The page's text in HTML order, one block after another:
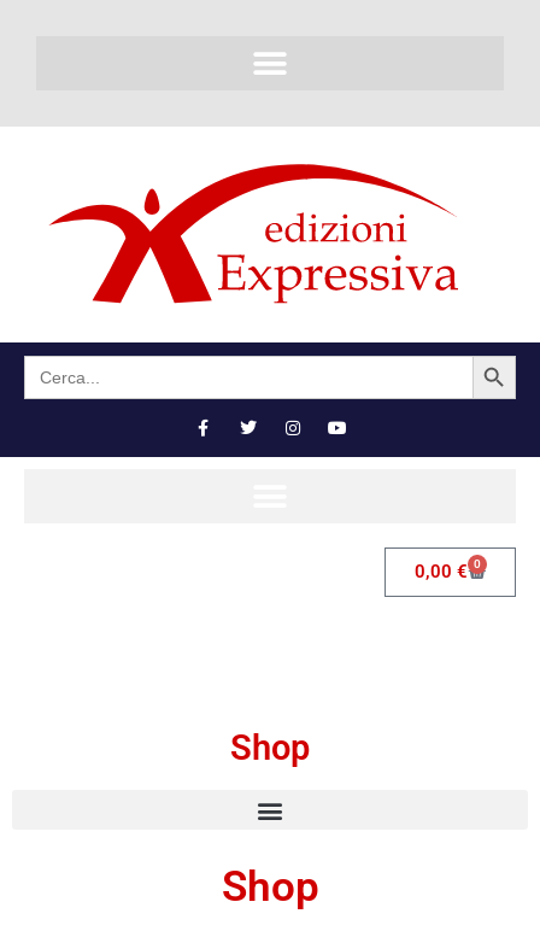
Search
for:
SEARCH BUTTON
0,00 € 0
Shop
Shop